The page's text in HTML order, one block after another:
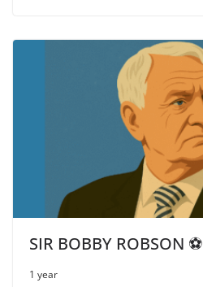
SIR BOBBY ROBSON ⚽
1 year